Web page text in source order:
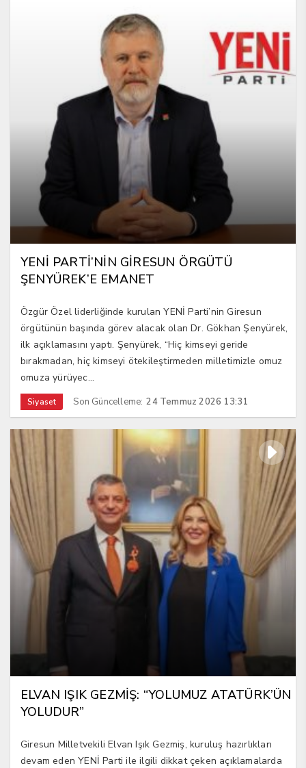
YENİ PARTİ’NİN GİRESUN ÖRGÜTÜ
ŞENYÜREK’E EMANET
Özgür Özel liderliğinde kurulan YENİ Parti’nin Giresun
örgütünün başında görev alacak olan Dr. Gökhan Şenyürek,
ilk açıklamasını yaptı. Şenyürek, “Hiç kimseyi geride
bırakmadan, hiç kimseyi ötekileştirmeden milletimizle omuz
omuza yürüyec...
Siyaset Son Güncelleme: 24 Temmuz 2026 13:31
ELVAN IŞIK GEZMİŞ: “YOLUMUZ ATATÜRK’ÜN
YOLUDUR”
Giresun Milletvekili Elvan Işık Gezmiş, kuruluş hazırlıkları
devam eden YENİ Parti ile ilgili dikkat çeken açıklamalarda